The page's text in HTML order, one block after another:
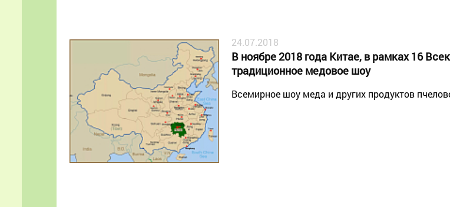
24.07.2018
В ноябре 2018 года Китае, в рамках 16
традиционное медовое шоу
Всемирное шоу меда и других продуктов